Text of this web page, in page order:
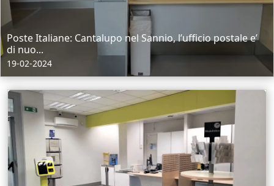
Poste Italiane: Cantalupo nel Sannio, l’ufficio postale e’
di nuo...
19-02-2024